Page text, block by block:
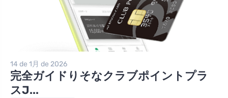
14 de 1月 de 2026
完全ガイドりそなクラブポイントプラ
スJ...